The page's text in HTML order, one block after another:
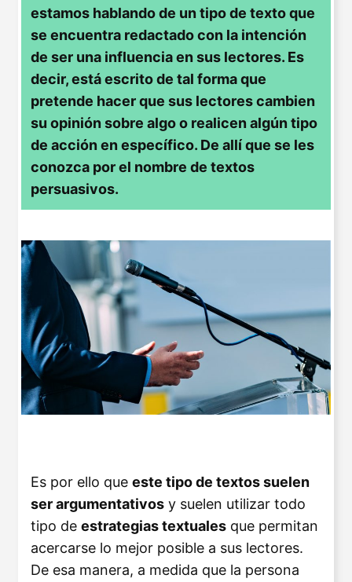
estamos hablando de un tipo de texto que
se encuentra redactado con la intención
de ser una influencia en sus lectores. Es
decir, está escrito de tal forma que
pretende hacer que sus lectores cambien
su opinión sobre algo o realicen algún tipo
de acción en específico. De allí que se les
conozca por el nombre de textos
persuasivos.
Es por ello que este tipo de textos suelen
ser argumentativos y suelen utilizar todo
tipo de estrategias textuales que permitan
acercarse lo mejor posible a sus lectores.
De esa manera, a medida que la persona